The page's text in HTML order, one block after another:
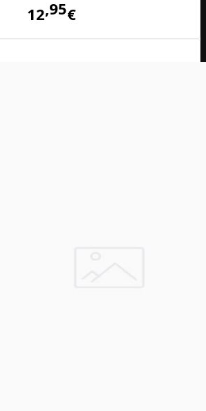
12 95€